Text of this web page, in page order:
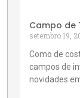
Campo de
setembro 19,
Como de
campos de
novidades